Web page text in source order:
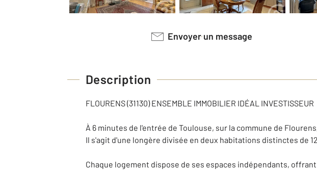
Envoyer un message
Description
FLOURENS (31130) ENSEMBLE IMMOBILIER IDÉAL INVESTISSEUR
À 6 minutes de l'entrée de Toulouse, sur la commune de
Il s'agit d'une longère divisée en deux habitations distinctes de
Chaque logement dispose de ses espaces indépendants,